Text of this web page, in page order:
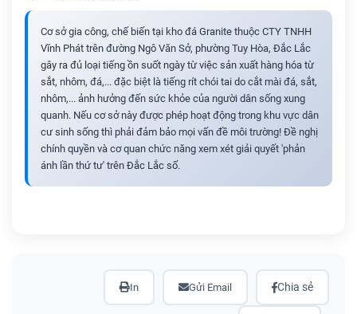
Cơ sở gia công, chế biến tại kho đá Granite thuộc CTY TNHH
Vĩnh Phát trên đường Ngô Văn Sở, phường Tuy Hòa, Đắc Lắc
gây ra đủ loại tiếng ồn suốt ngày từ việc sản xuất hàng hóa từ
sắt, nhôm, đá,... đặc biệt là tiếng rít chói tai do cắt mài đá, sắt,
nhôm,... ảnh hưởng đến sức khỏe của người dân sống xung
quanh. Nếu cơ sở này được phép hoạt động trong khu vực dân
cư sinh sống thì phải đảm bảo mọi vấn đề môi trường! Đề nghị
chính quyền và cơ quan chức năng xem xét giải quyết 'phản
ánh lần thứ tư' trên Đắc Lắc số.
In Gửi Email Chia sẻ